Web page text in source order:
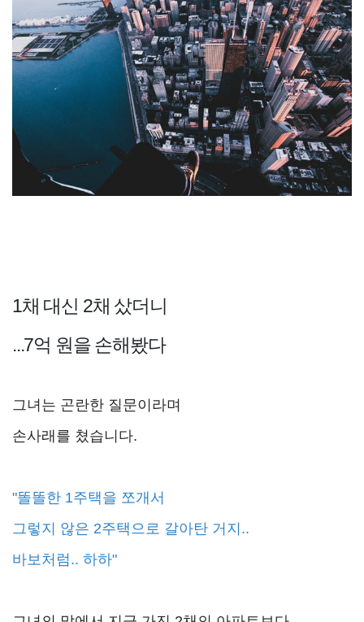
1채 대신 2채 샀더니
...7억 원을 손해봤다
그녀는 곤란한 질문이라며
손사래를 쳤습니다.
"똘똘한 1주택을 쪼개서
그렇지 않은 2주택으로 갈아탄 거지..
바보처럼.. 하하"